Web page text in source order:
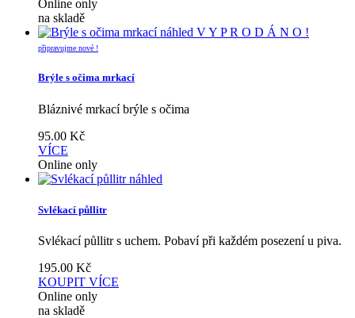
Online only
na skladě
náhled V Y P R O D Á N O !
připravujme nové !
Brýle s očima mrkací
Bláznivé mrkací brýle s očima
95.00 Kč
VÍCE
Online only
náhled
Svlékací půllitr
Svlékací půllitr s uchem. Pobaví při každém posezení u piva.
195.00 Kč
KOUPIT VÍCE
Online only
na skladě